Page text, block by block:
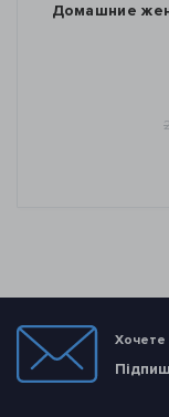
Домашние
Хочете